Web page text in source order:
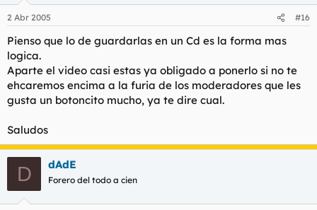
2 Abr 2005 #16
Pienso que lo de guardarlas en un Cd es la forma mas
logica.
Aparte el video casi estas ya obligado a ponerlo si no te
ehcaremos encima a la furia de los moderadores que les
gusta un botoncito mucho, ya te dire cual.
Saludos
D dAdE
Forero del todo a cien